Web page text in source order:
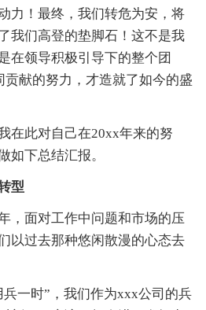
力！最终，我们转危为安，将
我们高登的垫脚石！这不是我
在领导积极引导下的整个团
献的努力，才造就了如今的盛
此对自己在20xx年来的努
如下总结汇报。
型
面对工作中问题和市场的压
以过去那种悠闲散漫的心态去
一时”，我们作为xxx公司的兵